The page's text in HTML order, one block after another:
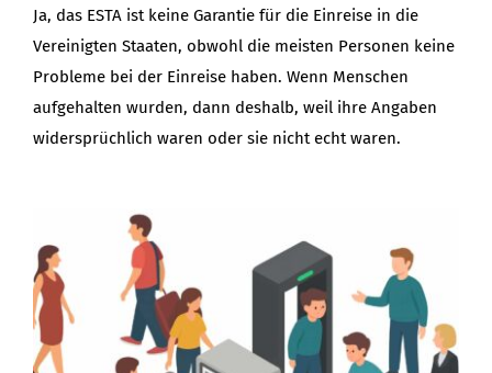
Ja, das ESTA ist keine Garantie für die Einreise in die
Vereinigten Staaten, obwohl die meisten Personen keine
Probleme bei der Einreise haben. Wenn Menschen
aufgehalten wurden, dann deshalb, weil ihre Angaben
widersprüchlich waren oder sie nicht echt waren.